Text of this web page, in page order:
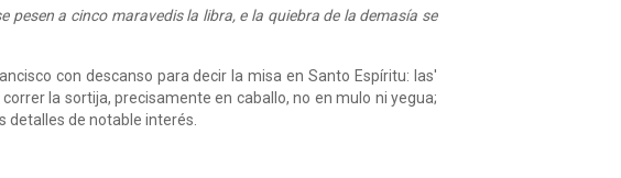
a cinco maravedis la libra, e la quiebra de la demasía se
con descanso para decir la misa en Santo Espíritu: las'
la sortija, precisamente en caballo, no en mulo ni yegua;
detalles de notable interés.